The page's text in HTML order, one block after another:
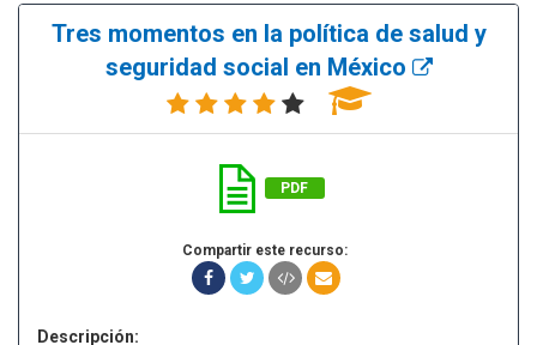
Tres momentos en la política de salud y
seguridad social en México
PDF
Compartir este recurso:
Descripción: